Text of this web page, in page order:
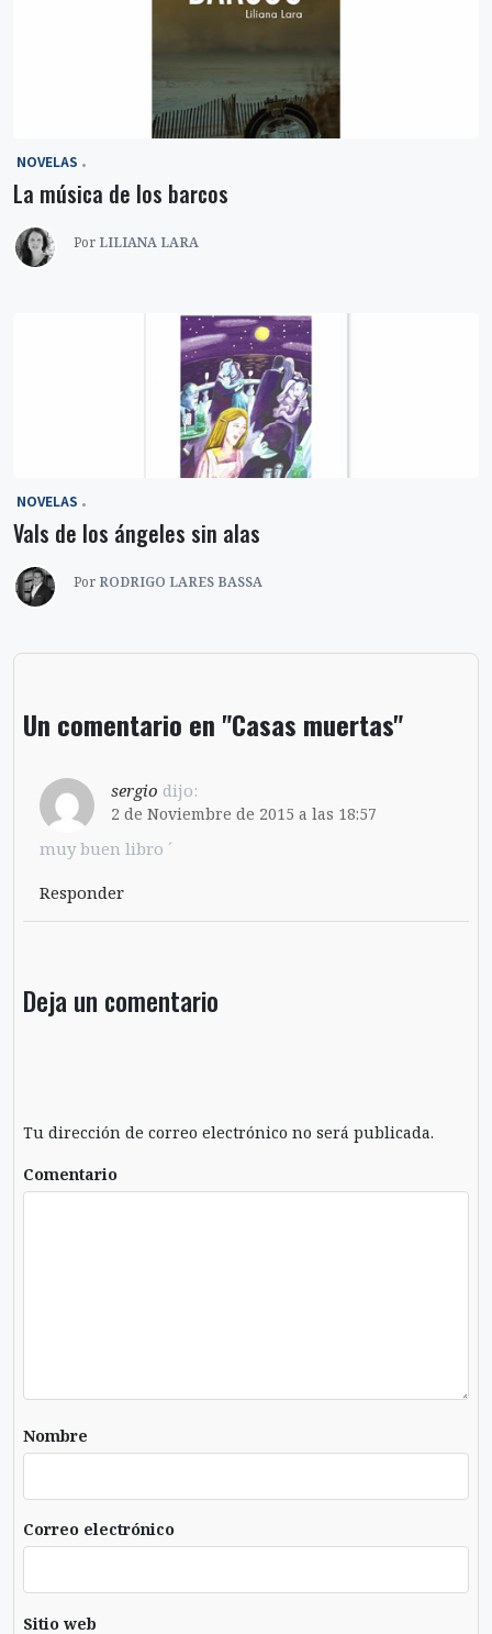
‎ NOVELAS
La música de los barcos
‎ NOVELAS
Vals de los ángeles sin alas
Un comentario en "Casas muertas"
sergio
Tu dirección de correo electrónico no será publicada.
Nombre
Correo electrónico